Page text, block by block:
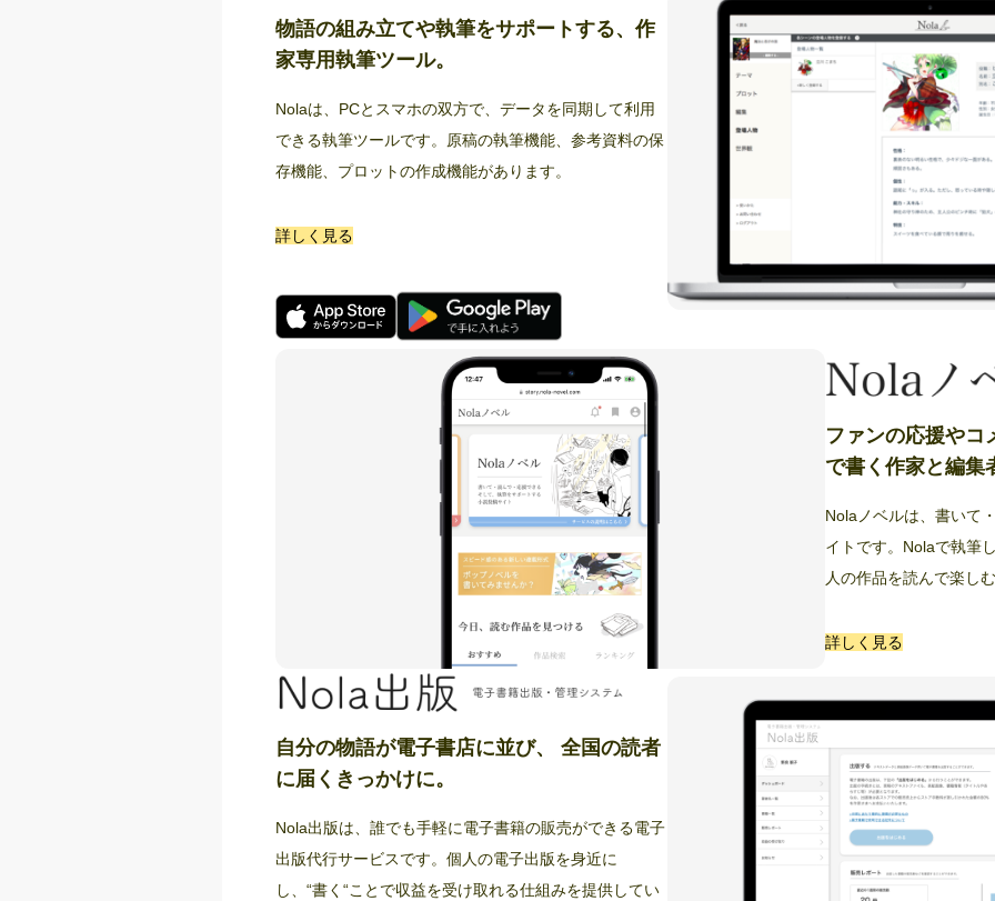
物語の組み立てや執筆をサポートする、作
家専用執筆ツール。
Nolaは、PCとスマホの双方で、データを同期して利用
できる執筆ツールです。原稿の執筆機能、参考資料の保
存機能、プロットの作成機能があります。
詳しく見る
ファンの応援やコ
で書く作家と編集
Nolaノベルは、書いて
イトです。Nolaで執筆
人の作品を読んで楽し
詳しく見る
自分の物語が電子書店に並び、 全国の読者
に届くきっかけに。
Nola出版は、誰でも手軽に電子書籍の販売ができる電子
出版代行サービスです。個人の電子出版を身近に
し、“書く“ことで収益を受け取れる仕組みを提供してい